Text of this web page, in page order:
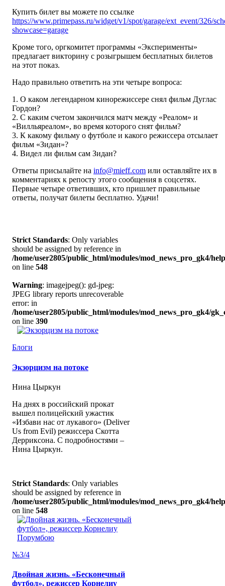
Купить билет вы можете по ссылке
https://www.primepass.ru/widget/v1/spot/garage/ext_event/326/
showcase=garage
Кроме того, оргкомитет программы «Эксперименты»
предлагает викторину с розыгрышем бесплатных билетов
на этот показ.
Надо правильно ответить на эти четыре вопроса:
1. О каком легендарном кинорежиссере снял фильм Дуглас
Гордон?
2. С каким счетом закончился матч между «Реалом» и
«Вилльяреалом», во время которого снят фильм?
3. К какому фильму о футболе и какого режиссера отсылает
фильм «Зидан»?
4. Видел ли фильм сам Зидан?
Ответы присылайте на info@mieff.com или оставляйте их в
комментариях к репосту этого сообщения в соцсетях.
Первые четыре ответивших, кто пришлет правильные
ответы, получат билеты бесплатно. Удачи!
Strict Standards: Only variables
should be assigned by reference in
/home/user2805/public_html/modules/mod_news_pro_gk4/
on line 548
Warning: imagejpeg(): gd-jpeg:
JPEG library reports unrecoverable
error: in
/home/user2805/public_html/modules/mod_news_pro_gk4/
on line 390
Блоги
Экзорцизм на потоке
Нина Цыркун
На днях в российский прокат
вышел полицейский ужастик
«Избави нас от лукавого» (Deliver
Us from Evil) режиссера Скотта
Дерриксона. С подробностями –
Нина Цыркун.
Strict Standards: Only variables
should be assigned by reference in
/home/user2805/public_html/modules/mod_news_pro_gk4/
on line 548
№3/4
Двойная жизнь. «Бесконечный
футбол», режиссер Корнелиу